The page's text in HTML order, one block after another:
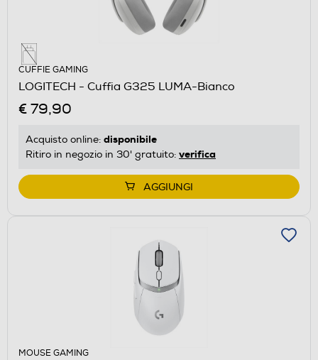
CUFFIE GAMING
LOGITECH - Cuffia G325 LUMA-Bianco
€ 79,90
Acquisto online: disponibile
Ritiro in negozio in 30' gratuito: verifica
AGGIUNGI
MOUSE GAMING